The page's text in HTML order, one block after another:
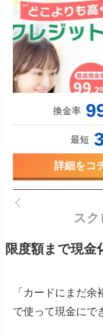
換金率
最短
詳細をコ
スク
限度額まで現金
「カードにまだ
で使って現金にで